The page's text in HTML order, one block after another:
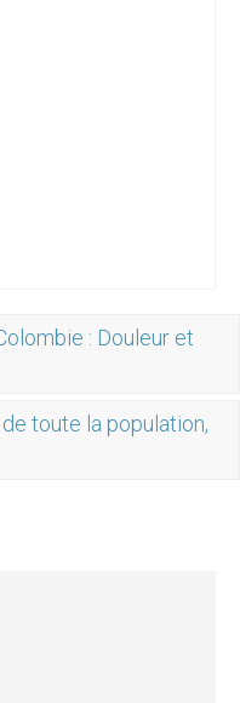
: Douleur et
toute la population,